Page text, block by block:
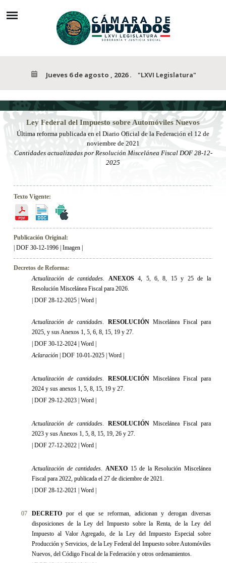
Jueves 6 de agosto , 2026. "LXVI Legislatura"
Ley Federal del Impuesto sobre Automóviles Nuevos
Última reforma publicada en el Diario Oficial de la Federación el 12 de
noviembrede 2021
Cantidades actualizadas por Resolución Miscelánea Fiscal DOF 28-12-
2025
Texto Vigente:
Publicación Original:
DOF 30-12-1996| Imagen|
Decretos de Reforma:
Actualización de cantidades. ANEXOS4, 5, 6, 8, 15 y 25 de la
Resolución Miscelánea Fiscal para 2026.
|DOF 28-12-2025 Word
Actualización de cantidades. RESOLUCIÓNMiscelánea Fiscal para
2025, y sus Anexos 1, 5, 6, 8, 15, 19 y 27.
|DOF 30-12-2024 Word
Aclaración |DOF 10-01-2025 Word
Actualización de cantidades. RESOLUCIÓNMiscelánea Fiscal para
2024 y sus anexos 1, 5, 8, 15, 19 y 27.
|DOF 29-12-2023 Word
Actualización de cantidades. RESOLUCIÓNMiscelánea Fiscal para
2023 y sus Anexos 1, 5, 8, 15, 19, 26 y 27.
|DOF 27-12-2022 |Word
Actualización de cantidades. ANEXO15 de la Resolución Miscelánea
Fiscal para 2022, publicada el 27 de diciembre de 2021.
|DOF 28-12-2021 |Word
07 DECRETO por el que se reforman, adicionan y derogan diversas
disposiciones de la Ley del Impuesto sobre la Renta, de la Ley del
Impuesto al Valor Agregado, de la Ley del Impuesto Especial sobre
Producción y Servicios, de la Ley Federal del Impuesto sobre Automóviles
Nuevos, del Código Fiscal de la Federación y otros ordenamientos.